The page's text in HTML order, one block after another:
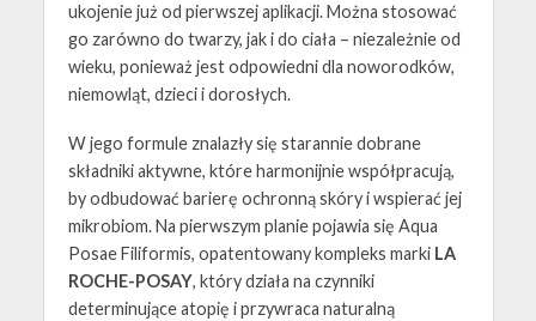
ukojenie już od pierwszej aplikacji. Można stosować
go zarówno do twarzy, jak i do ciała – niezależnie od
wieku, ponieważ jest odpowiedni dla noworodków,
niemowląt, dzieci i dorosłych.
W jego formule znalazły się starannie dobrane
składniki aktywne, które harmonijnie współpracują,
by odbudować barierę ochronną skóry i wspierać jej
mikrobiom. Na pierwszym planie pojawia się Aqua
Posae Filiformis, opatentowany kompleks markiLA
ROCHE-POSAY, który działa na czynniki
determinujące atopię i przywraca naturalną